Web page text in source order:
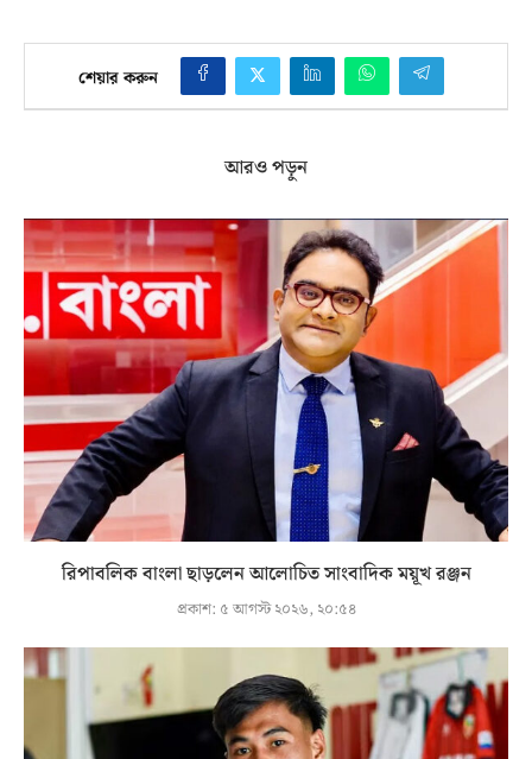
শেয়ার করুন
আরও পড়ুন
রিপাবলিক বাংলা ছাড়লেন আলোচিত সাংবাদিক ময়ূখ রঞ্জন
প্রকাশ: ৫ আগস্ট ২০২৬, ২০:৫৪